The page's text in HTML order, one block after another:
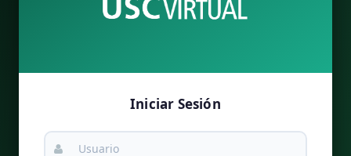
Iniciar Sesión